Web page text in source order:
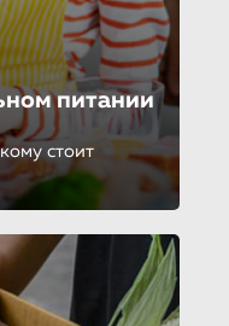
питании
стоит